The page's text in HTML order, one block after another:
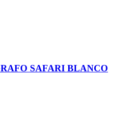
SAFARI BLANCO